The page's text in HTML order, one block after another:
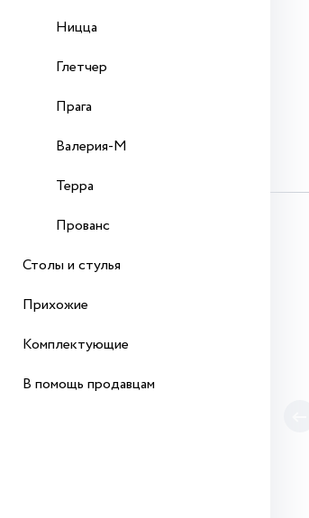
Ницца
Глетчер
Прага
Валерия-М
Терра
Прованс
Столы и стулья
Прихожие
Комплектующие
В помощь продавцам